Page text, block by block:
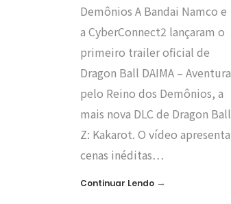
Demônios A Bandai Namco e
a CyberConnect2 lançaram o
primeiro trailer oficial de
Dragon Ball DAIMA – Aventura
pelo Reino dos Demônios, a
mais nova DLC de Dragon Ball
Z: Kakarot. O vídeo apresenta
cenas inéditas…
Continuar Lendo →